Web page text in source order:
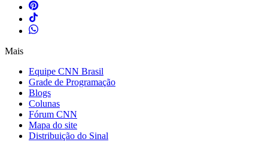
Mais
Equipe CNN Brasil
Grade de Programação
Blogs
Colunas
Fórum CNN
Mapa do site
Distribuição do Sinal